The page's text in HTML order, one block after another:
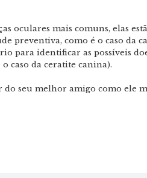
oculares mais comuns, elas
preventiva, como é o caso da
para identificar as possíveis
caso da ceratite canina).
do seu melhor amigo como ele